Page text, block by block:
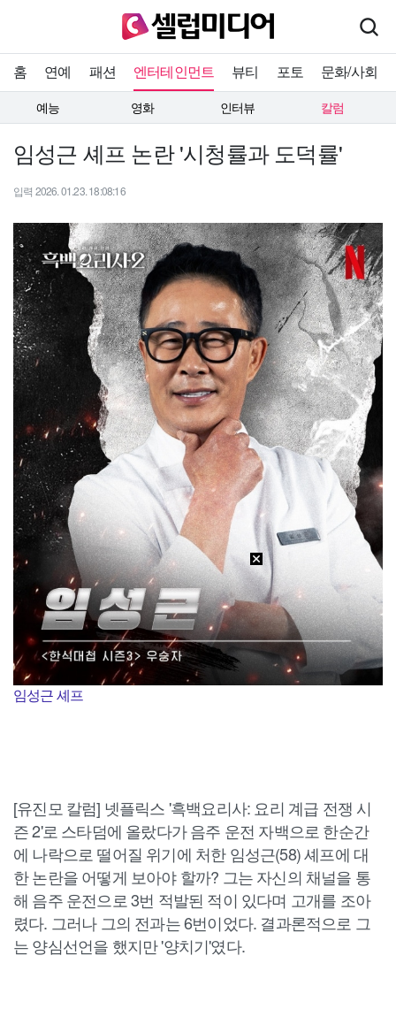
홈 연예 패션 엔터테인먼트 뷰티 포토 문화/사회
예능 영화 인터뷰 칼럼
임성근 셰프 논란 '시청률과 도덕률'
입력 2026. 01.23. 18:08:16
임성근 셰프
[유진모 칼럼] 넷플릭스 '흑백요리사: 요리 계급 전쟁 시
즌 2'로 스타덤에 올랐다가 음주 운전 자백으로 한순간
에 나락으로 떨어질 위기에 처한 임성근(58) 셰프에 대
한 논란을 어떻게 보아야 할까? 그는 자신의 채널을 통
해 음주 운전으로 3번 적발된 적이 있다며 고개를 조아
렸다. 그러나 그의 전과는 6번이었다. 결과론적으로 그
는 양심선언을 했지만 '양치기'였다.